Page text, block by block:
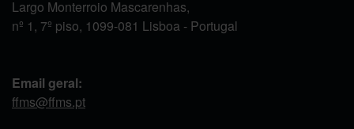
Largo Monterroio Mascarenhas,
nº 1, 7º piso, 1099-081 Lisboa - Portugal
Email geral:
ffms@ffms.pt